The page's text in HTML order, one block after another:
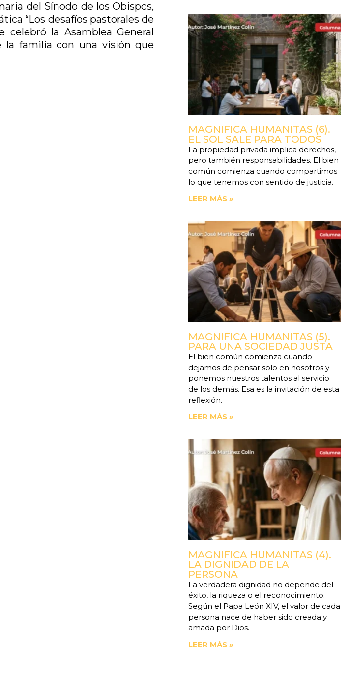
del Sínodo de los Obispos,
“Los desafíos pastorales de
la Asamblea General
la familia con una visión que
MAGNIFICA HUMANITAS (6).
EL SOL SALE PARA TODOS
La propiedad privada implica derechos,
pero también responsabilidades. El bien
común comienza cuando compartimos
lo que tenemos con sentido de justicia.
LEER MÁS »
MAGNIFICA HUMANITAS (5).
PARA UNA SOCIEDAD JUSTA
El bien común comienza cuando
dejamos de pensar solo en nosotros y
ponemos nuestros talentos al servicio
de los demás. Esa es la invitación de esta
reflexión.
LEER MÁS »
MAGNIFICA HUMANITAS (4).
LA DIGNIDAD DE LA
PERSONA
La verdadera dignidad no depende del
éxito, la riqueza o el reconocimiento.
Según el Papa León XIV, el valor de cada
persona nace de haber sido creada y
amada por Dios.
LEER MÁS »